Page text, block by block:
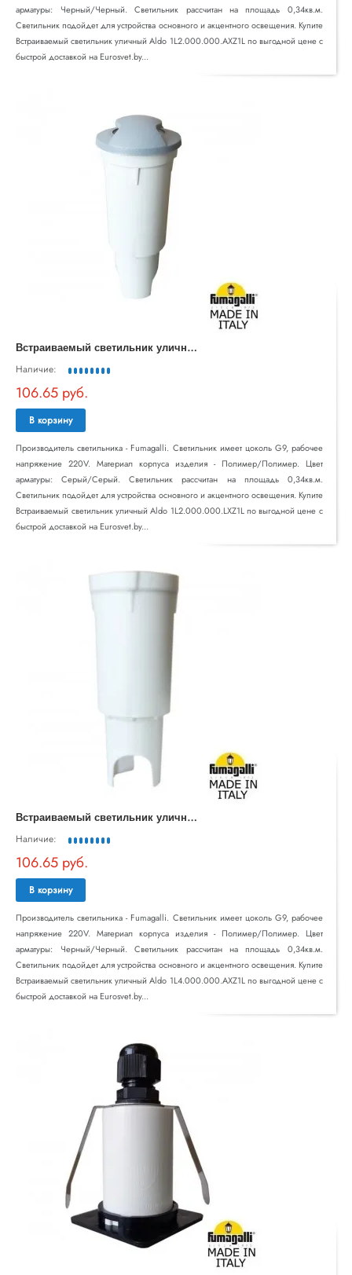
арматуры: Черный/Черный. Светильник рассчитан на площадь 0,34кв.м.
Светильник подойдет для устройства основного и акцентного освещения. Купите
Встраиваемый светильник уличный Aldo 1L2.000.000.AXZ1L по выгодной цене с
быстрой доставкой на Eurosvet.by...
В
страиваемый светильник уличный Aldo 1L2.000.000.LXZ1L
Наличие:
106.65 руб.
В корзину
Производитель светильника - Fumagalli. Светильник имеет цоколь G9, рабочее
напряжение 220V. Материал корпуса изделия - Полимер/Полимер. Цвет
арматуры: Серый/Серый. Светильник рассчитан на площадь 0,34кв.м.
Светильник подойдет для устройства основного и акцентного освещения. Купите
Встраиваемый светильник уличный Aldo 1L2.000.000.LXZ1L по выгодной цене с
быстрой доставкой на Eurosvet.by...
В
страиваемый светильник уличный Aldo 1L4.000.000.AXZ1L
Наличие:
106.65 руб.
В корзину
Производитель светильника - Fumagalli. Светильник имеет цоколь G9, рабочее
напряжение 220V. Материал корпуса изделия - Полимер/Полимер. Цвет
арматуры: Черный/Черный. Светильник рассчитан на площадь 0,34кв.м.
Светильник подойдет для устройства основного и акцентного освещения. Купите
Встраиваемый светильник уличный Aldo 1L4.000.000.AXZ1L по выгодной цене с
быстрой доставкой на Eurosvet.by...